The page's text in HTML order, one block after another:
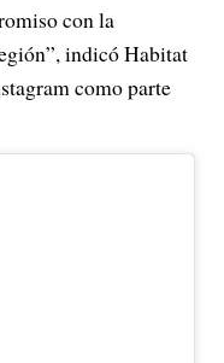
con la
indicó Habitat
como parte